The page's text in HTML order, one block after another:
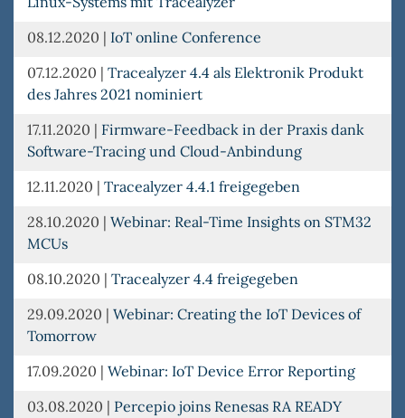
08.12.2020 | IoT online Conference
07.12.2020 | Tracealyzer 4.4 als Elektronik Produkt
des Jahres 2021 nominiert
17.11.2020 | Firmware-Feedback in der Praxis dank
Software-Tracing und Cloud-Anbindung
12.11.2020 | Tracealyzer 4.4.1 freigegeben
28.10.2020 | Webinar: Real-Time Insights on STM32
MCUs
08.10.2020 | Tracealyzer 4.4 freigegeben
29.09.2020 | Webinar: Creating the IoT Devices of
Tomorrow
17.09.2020 | Webinar: IoT Device Error Reporting
03.08.2020 | Percepio joins Renesas RA READY